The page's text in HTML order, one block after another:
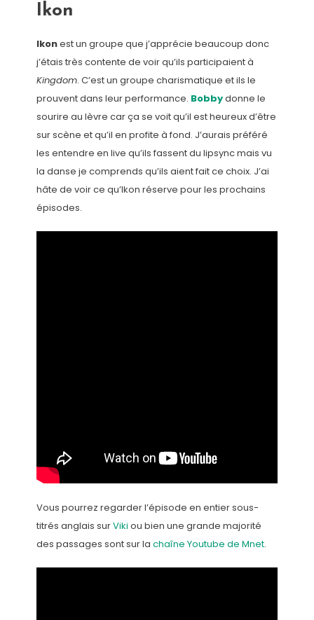
Ikon
Ikonest un groupe que j’apprécie beaucoup donc
j’étais très contente de voir qu’ils participaient à
Kingdom. C’est un groupe charismatique et ils le
prouvent dans leur performance. Bobbydonne le
sourire au lèvre car ça se voit qu’il est heureux d’être
sur scène et qu’il en profite à fond. J’aurais préféré
les entendre en live qu’ils fassent du lipsync mais vu
la danse je comprends qu’ils aient fait ce choix. J’ai
hâte de voir ce qu’Ikon réserve pour les prochains
épisodes.
Vous pourrez regarder l’épisode en entier sous-
titrés anglais surViki ou bien une grande majorité
des passages sont sur la chaîne Youtube de Mnet.